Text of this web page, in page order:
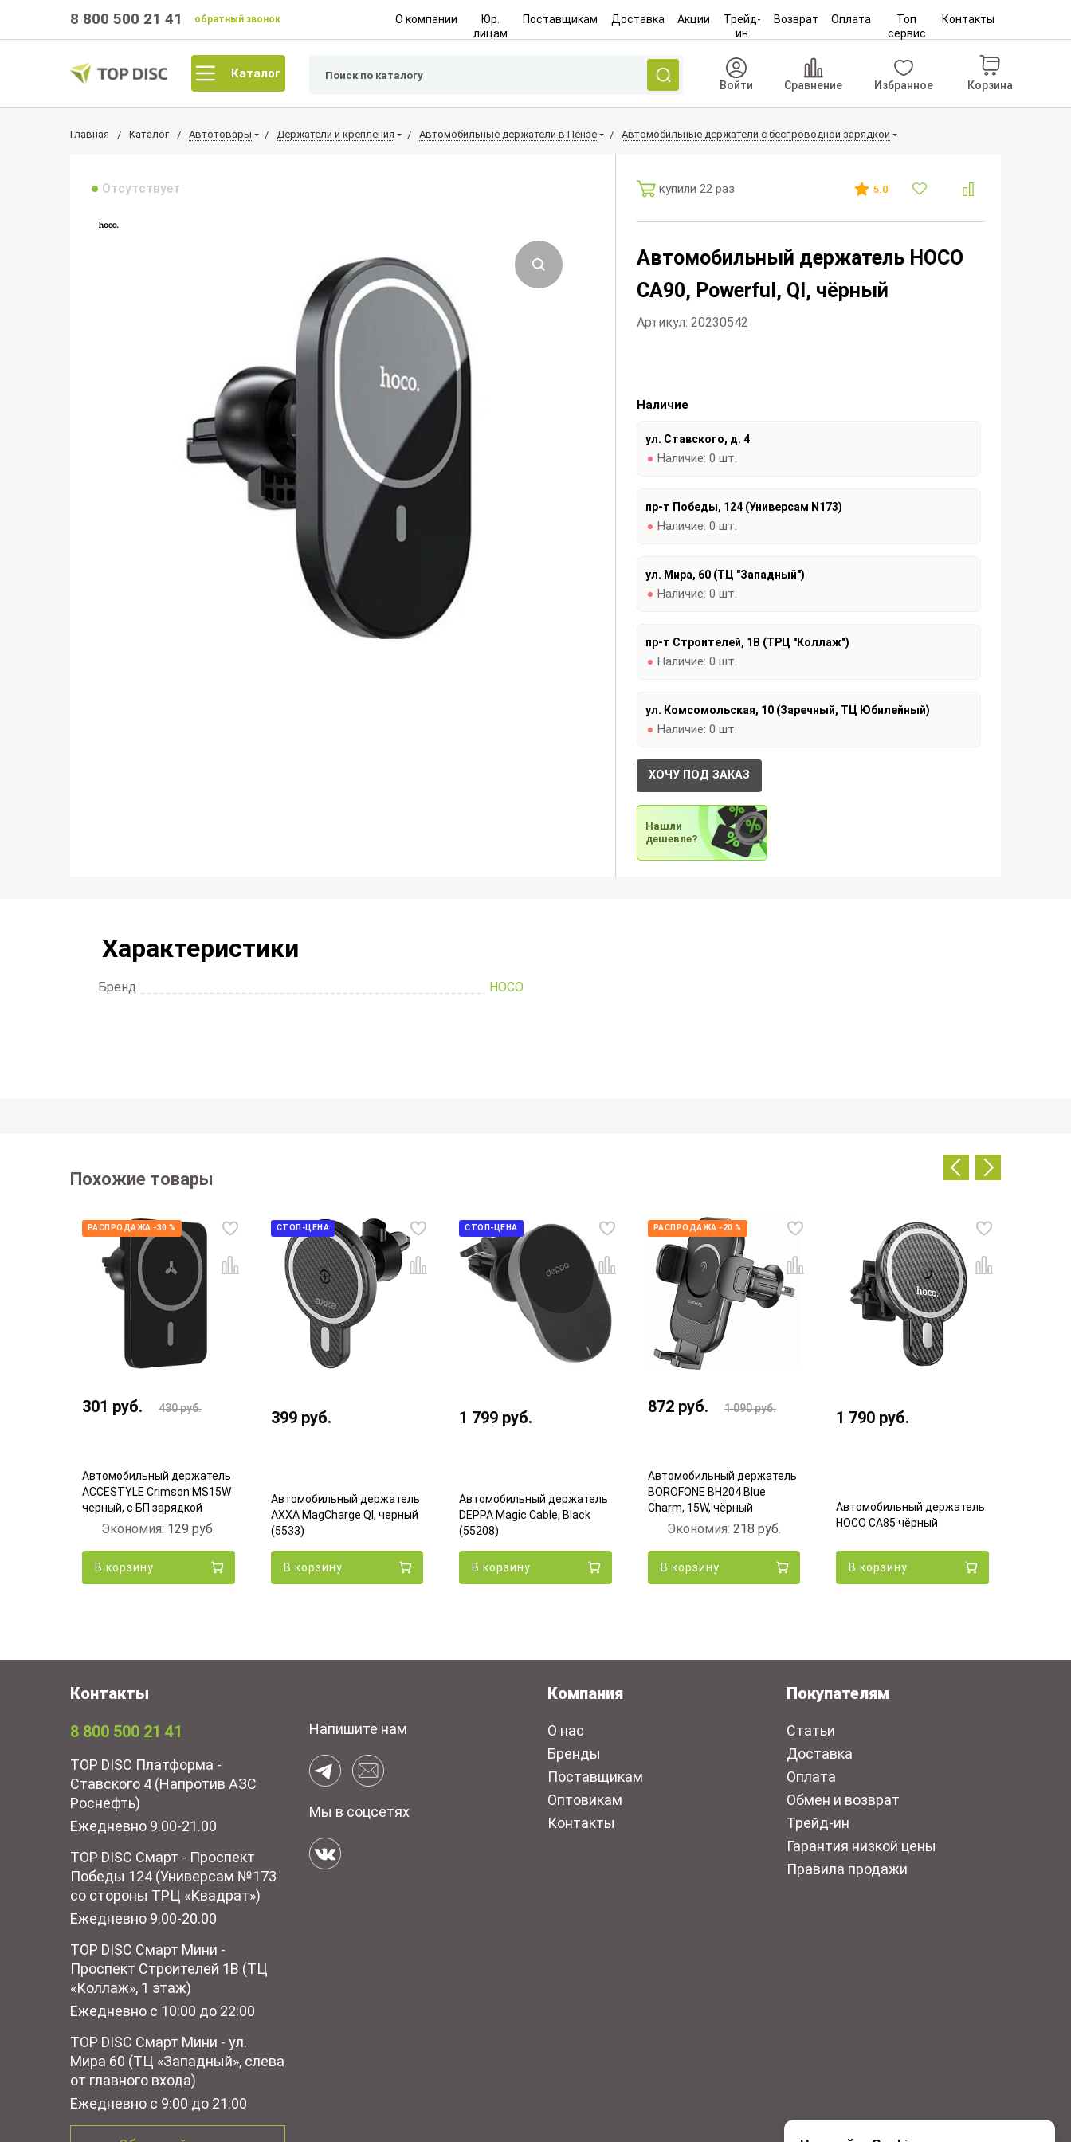
8 800 500 21 41 обратный звонок О компании
Юр.
лицам
Поставщикам Доставка Акции
Трейд-
ин
Возврат Оплата
Топ
сервис
Контакты
Каталог
Войти Сравнение Избранное Корзина
Главная Каталог Автотовары Держатели и крепления Автомобильные держатели в Пензе Автомобильные держатели с беспроводной зарядкой
Отсутствует купили 22 раз 5.0
Автомобильный держатель HOCO
CA90, Powerful, QI, чёрный
Артикул: 20230542
Наличие
ул. Ставского, д. 4
Наличие: 0 шт.
пр-т Победы, 124 (Универсам N173)
Наличие: 0 шт.
ул. Мира, 60 (ТЦ "Западный")
Наличие: 0 шт.
пр-т Строителей, 1В (ТРЦ "Коллаж")
Наличие: 0 шт.
ул. Комсомольская, 10 (Заречный, ТЦ Юбилейный)
Наличие: 0 шт.
ХОЧУ ПОД ЗАКАЗ
Нашли
дешевле?
Характеристики
Бренд HOCO
Похожие товары
РАСПРОДАЖА -30 %
301 руб. 430руб.
Автомобильный держатель
ACCESTYLE Crimson MS15W
черный, с БП зарядкой
Экономия: 129руб.
В корзину
СТОП-ЦЕНА
399 руб.
Автомобильный держатель
AXXA MagCharge QI, черный
(5533)
В корзину
СТОП-ЦЕНА
1 799 руб.
Автомобильный держатель
DEPPA Magic Cable, Black
(55208)
В корзину
РАСПРОДАЖА -20 %
872 руб. 1 090руб.
Автомобильный держатель
BOROFONE BH204 Blue
Charm, 15W, чёрный
Экономия:218руб.
В корзину
1 790 руб.
Автомобильный держатель
HOCO CA85 чёрный
В корзину
Контакты
8 800 500 21 41
TOP DISC Платформа -
Ставского 4 (Напротив АЗС
Роснефть)
Ежедневно 9.00-21.00
TOP DISC Смарт - Проспект
Победы 124 (Универсам №173
со стороны ТРЦ «Квадрат»)
Ежедневно 9.00-20.00
TOP DISC Смарт Мини -
Проспект Строителей 1В (ТЦ
«Коллаж», 1 этаж)
Ежедневно с 10:00 до 22:00
TOP DISC Смарт Мини - ул.
Мира 60 (ТЦ «Западный», слева
от главного входа)
Ежедневно с 9:00 до 21:00
Напишите нам
Мы в соцсетях
Компания
О нас
Бренды
Поставщикам
Оптовикам
Контакты
Покупателям
Статьи
Доставка
Оплата
Обмен и возврат
Трейд-ин
Гарантия низкой цены
Правила продажи